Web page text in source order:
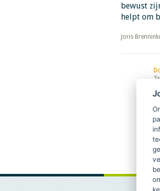
bewust
helpt om
​​​​​​​Joris